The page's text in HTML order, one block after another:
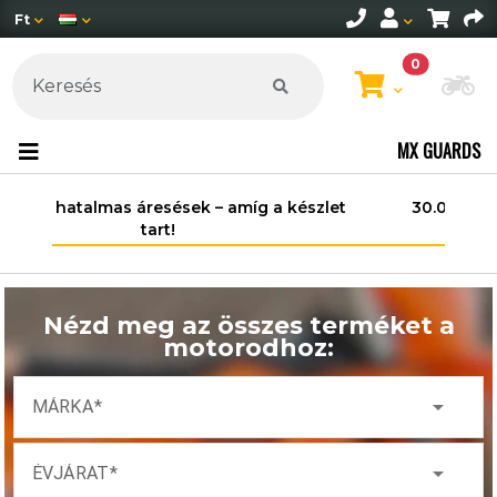
Ft
0
MX GUARDS
30.000 Ft felett ingyenes szállítás
Magyarország területén*.
Nézd meg az összes terméket a
motorodhoz:
MÁRKA arrow_drop_down
ÉVJÁRAT arrow_drop_down